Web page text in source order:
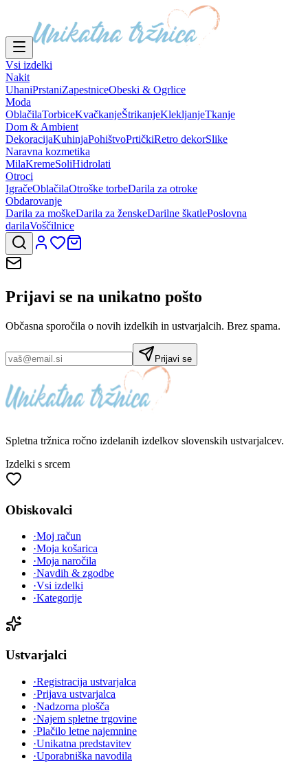
Vsi izdelki
Nakit
UhaniPrstaniZapestniceObeski & Ogrlice
Moda
OblačilaTorbiceKvačkanjeŠtrikanjeKlekljanjeTkanje
Dom & Ambient
DekoracijaKuhinjaPohištvoPrtičkiRetro dekorSlike
Naravna kozmetika
MilaKremeSoliHidrolati
Otroci
IgračeOblačilaOtroške torbeDarila za otroke
Obdarovanje
Darila za moškeDarila za ženskeDarilne škatlePoslovna
darilaVoščilnice
Prijavi se na unikatno pošto
Občasna sporočila o novih izdelkih in ustvarjalcih. Brez spama.
Prijavi se
Spletna tržnica ročno izdelanih izdelkov slovenskih ustvarjalcev.
Izdelki s srcem
Obiskovalci
·Moj račun
·Moja košarica
·Moja naročila
·Navdih & zgodbe
·Vsi izdelki
·Kategorije
Ustvarjalci
·Registracija ustvarjalca
·Prijava ustvarjalca
·Nadzorna plošča
·Najem spletne trgovine
·Plačilo letne najemnine
·Unikatna predstavitev
·Uporabniška navodila